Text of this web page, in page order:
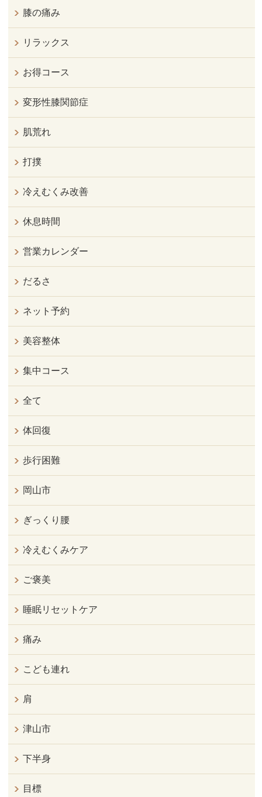
膝の痛み
リラックス
お得コース
変形性膝関節症
肌荒れ
打撲
冷えむくみ改善
休息時間
営業カレンダー
だるさ
ネット予約
美容整体
集中コース
全て
体回復
歩行困難
岡山市
ぎっくり腰
冷えむくみケア
ご褒美
睡眠リセットケア
痛み
こども連れ
肩
津山市
下半身
目標